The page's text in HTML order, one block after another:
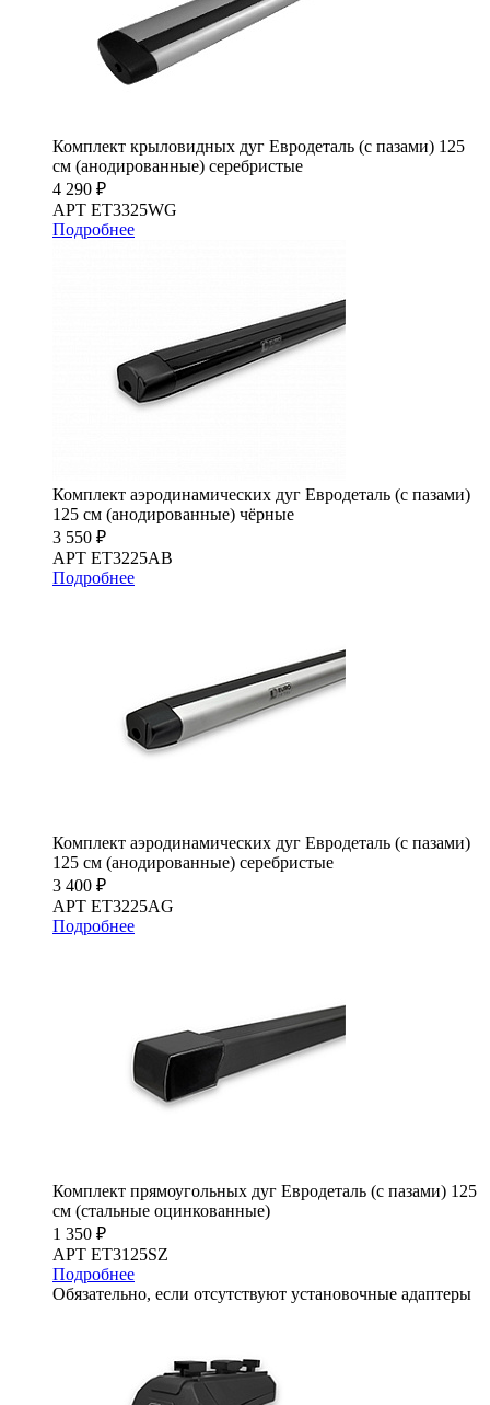
Комплект крыловидных дуг Евродеталь (с пазами) 125
см (анодированные) серебристые
4 290 ₽
АРТ ET3325WG
Подробнее
Комплект аэродинамических дуг Евродеталь (с пазами)
125 см (анодированные) чёрные
3 550 ₽
АРТ ET3225AB
Подробнее
Комплект аэродинамических дуг Евродеталь (с пазами)
125 см (анодированные) серебристые
3 400 ₽
АРТ ET3225AG
Подробнее
Комплект прямоугольных дуг Евродеталь (с пазами) 125
см (стальные оцинкованные)
1 350 ₽
АРТ ET3125SZ
Подробнее
Обязательно, если отсутствуют установочные адаптеры